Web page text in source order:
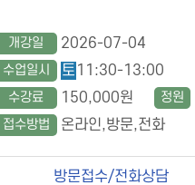
방문접수/전화상담
개강일 2026-07-04
수업일시 토 11:30-13:00
수강료 150,000원 정원
접수방법 온라인,방문,전화